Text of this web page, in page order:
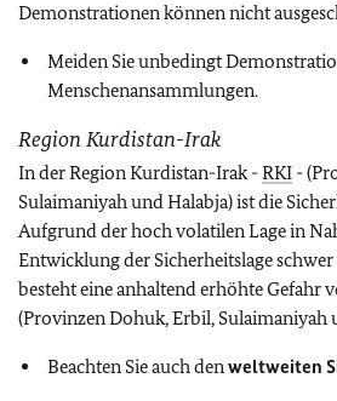
Demonstrationen können nicht
Meiden Sie unbedingt
Menschenansammlungen.
Region Kurdistan-Irak
In der Region Kurdistan-Irak -RKI -
Sulaimaniyah und Halabja) ist die
Aufgrund der hoch volatilen Lage in
Entwicklung der Sicherheitslage
besteht eine anhaltend erhöhte Gefahr
(Provinzen Dohuk, Erbil, Sulaimaniyah
Beachten Sie auch denweltweiten